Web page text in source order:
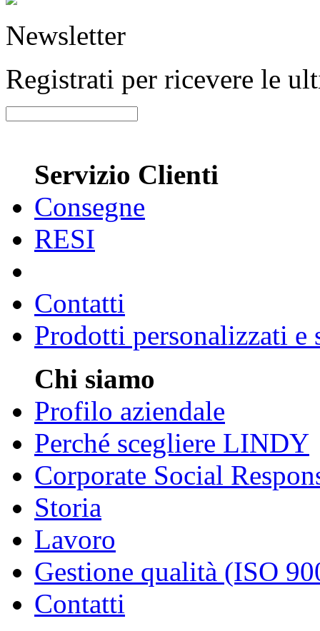
Newsletter
Registrati per ricevere le
Servizio Clienti
Consegne
RESI
Contatti
Prodotti personalizzati e
Chi siamo
Profilo aziendale
Perché scegliere LINDY
Corporate Social
Storia
Lavoro
Gestione qualità (ISO
Contatti